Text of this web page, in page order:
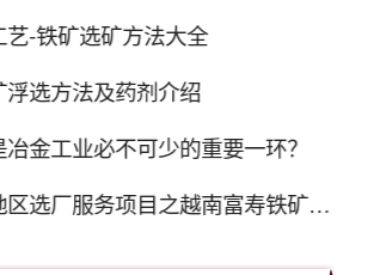
-铁矿选矿方法大全
选方法及药剂介绍
金工业必不可少的重要一环？
厂服务项目之越南富寿铁矿磁选生产线